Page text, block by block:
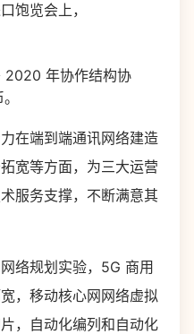
饱览会上，
2020 年协作结构协
在端到端通讯网络建造
宽等方面，为三大运营
服务支撑，不断满意其
络规划实验，5G 商用
，移动核心网网络虚拟
，自动化编列和自动化